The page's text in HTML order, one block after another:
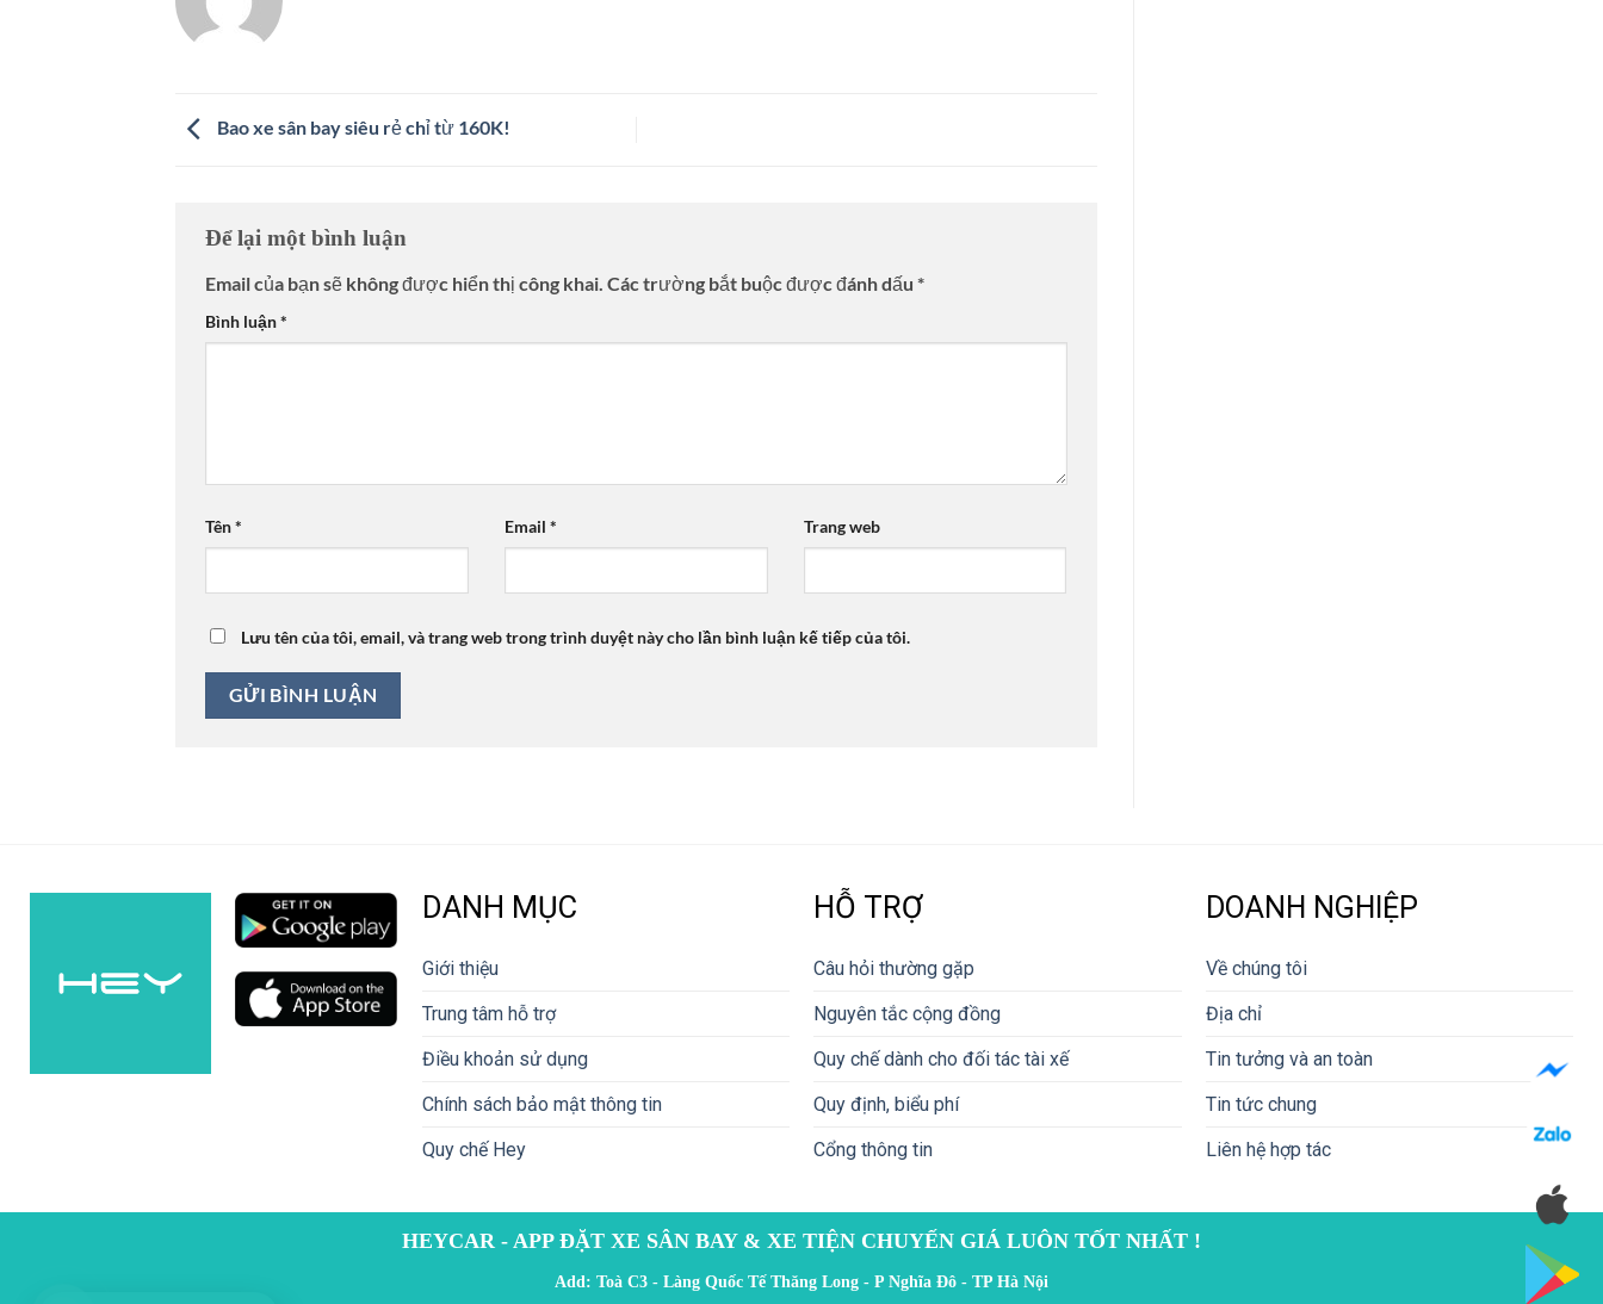
Bao xe sân bay siêu rẻ chỉ từ 160K!
Để lại một bình luận
Email của bạn sẽ không được hiển thị công khai. Các trường bắt buộc được đánh dấu *
Bình luận*
Tên* Email * Trang web
Lưu tên của tôi, email, và trang web trong trình duyệt này cho lần bình luận kế tiếp của tôi.
DANH MỤC
Giới thiệu
Trung tâm hỗ trợ
Điều khoản sử dụng
Chính sách bảo mật thông tin
Quy chế Hey
HỖ TRỢ
Câu hỏi thường gặp
Nguyên tắc cộng đồng
Quy chế dành cho đối tác tài xế
Quy định, biểu phí
Cổng thông tin
DOANH NGHIỆP
Về chúng tôi
Địa chỉ
Tin tưởng và an toàn
Tin tức chung
Liên hệ hợp tác
HEYCAR - APP ĐẶT XE SÂN BAY & XE TIỆN CHUYẾN GIÁ LUÔN TỐT NHẤT !
Add: Toà C3 - Làng Quốc Tế Thăng Long - P Nghĩa Đô - TP Hà Nội